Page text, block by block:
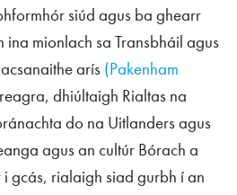
siúd agus ba ghearr
mionlach sa Transbháil agus
arís(Pakenham
dhiúltaigh Rialtas na
do na Uitlandersagus
agus an cultúr Bórach a
gcás, rialaigh siad gurbh í an